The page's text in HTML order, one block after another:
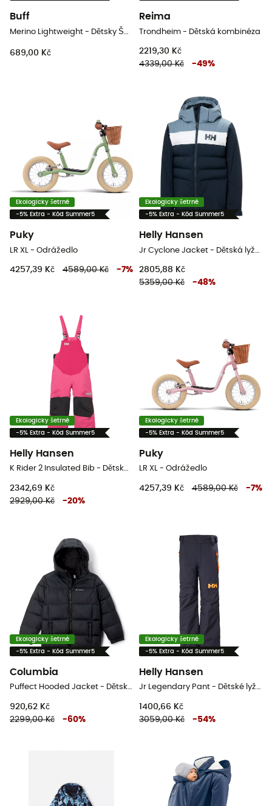
Buff
689,00 Kč
Reima
Trondheim - Dětská kombinéza
2219,30 Kč
4339,00 Kč
-49%
Ekologicky šetrné
-5% Extra - Kód Summer5
Puky
LR XL - Odrážedlo
4257,39 Kč 4589,00 Kč -7%
Ekologicky šetrné
-5% Extra - Kód Summer5
Helly Hansen
2805,88 Kč
5359,00 Kč
-48%
Ekologicky šetrné
-5% Extra - Kód Summer5
Helly Hansen
K Rider 2 Insulated Bib - Dětské lyžařské kalhoty s laclem
2342,69 Kč
2929,00 Kč
-20%
Ekologicky šetrné
-5% Extra - Kód Summer5
Puky
LR XL - Odrážedlo
4257,39 Kč 4589,00 Kč -7%
Ekologicky šetrné
-5% Extra - Kód Summer5
Columbia
Puffect Hooded Jacket - Dětská péřova
920,62 Kč
2299,00 Kč
-60%
Ekologicky šetrné
-5% Extra - Kód Summer5
Helly Hansen
Jr Legendary Pant - Dětské lyžařské kalhoty
1400,66 Kč
3059,00 Kč
-54%